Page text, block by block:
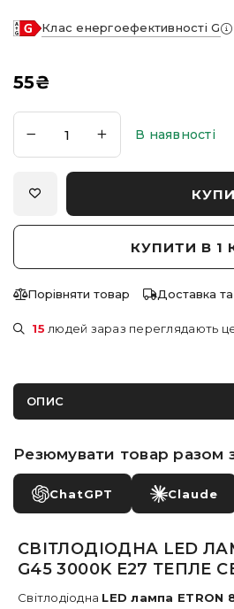
Клас енергоефективності G
55₴
В наявності
КУПИТИ В 1
Порівняти товар Доставка
15 людей зараз переглядають
ОПИС
Резюмувати товар разом
ChatGPT Claude
СВІТЛОДІОДНА LED
G45 3000K E27 ТЕПЛЕ
Світлодіодна LED лампа ETRON